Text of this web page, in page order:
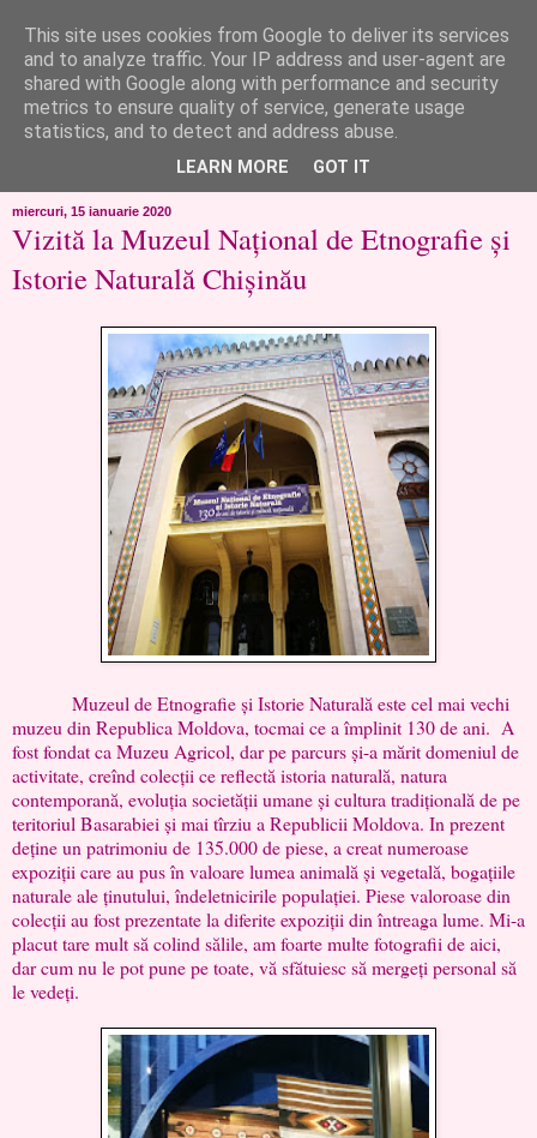
like ?...or not!
..de toate!!!!!..alandala...cum imi trec prin minte..si cum am
chef..incercate pe pielea mea..
miercuri, 15 ianuarie 2020
Vizită la Muzeul Național de Etnografie și
Istorie Naturală Chișinău
Muzeul de Etnografie și Istorie Naturală este cel mai vechi
muzeu din Republica Moldova, tocmai ce a împlinit 130 de ani. A
fost fondat ca Muzeu Agricol, dar pe parcurs și-a mărit domeniul de
activitate, creînd colecții ce reflectă istoria naturală, natura
contemporană, evoluția societății umane și cultura tradițională de pe
teritoriul Basarabiei și mai tîrziu a Republicii Moldova. In prezent
deține un patrimoniu de 135.000 de piese, a creat numeroase
expoziții care au pus în valoare lumea animală și vegetală, bogațiile
naturale ale ținutului, îndeletnicirile populației. Piese valoroase din
colecții au fost prezentate la diferite expoziții din întreaga lume. Mi-a
placut tare mult să colind sălile, am foarte multe fotografii de aici,
dar cum nu le pot pune pe toate, vă sfătuiesc să mergeți personal să
le vedeți.
This site uses cookies from Google to deliver its services
and to analyze traffic. Your IP address and user-agent are
shared with Google along with performance and security
metrics to ensure quality of service, generate usage
statistics, and to detect and address abuse.
LEARN MORE GOT IT